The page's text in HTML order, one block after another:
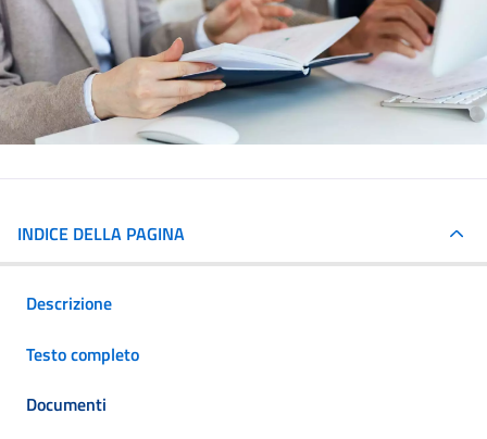
INDICE DELLA PAGINA
Descrizione
Testo completo
Documenti